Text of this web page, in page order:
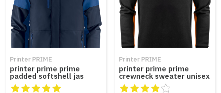
Printer PRIME
printer prime prime
padded softshell jas
dames 2261072
De beoordeling van dit product is5 van de 5
Printer PRIME
printer prime prime
crewneck sweater unisex
2262071
De beoordeling van dit